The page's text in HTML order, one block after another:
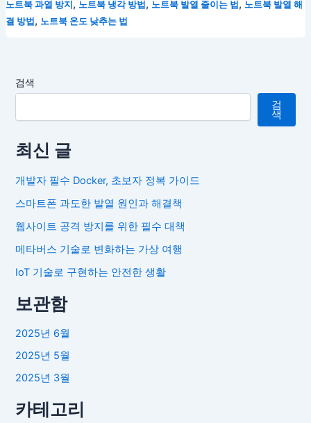
노트북 과열 방지 , 노트북 냉각 방법 , 노트북 발열 줄이는 법 , 노트북 발열 해
결 방법 , 노트북 온도 낮추는 법
검색
검
색
최신 글
개발자 필수 Docker, 초보자 정복 가이드
스마트폰 과도한 발열 원인과 해결책
웹사이트 공격 방지를 위한 필수 대책
메타버스 기술로 변화하는 가상 여행
IoT 기술로 구현하는 안전한 생활
보관함
2025년 6월
2025년 5월
2025년 3월
카테고리